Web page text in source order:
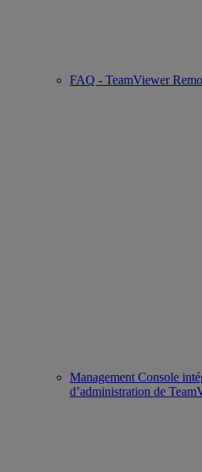
FAQ - TeamViewer
Management Console
d’administration de